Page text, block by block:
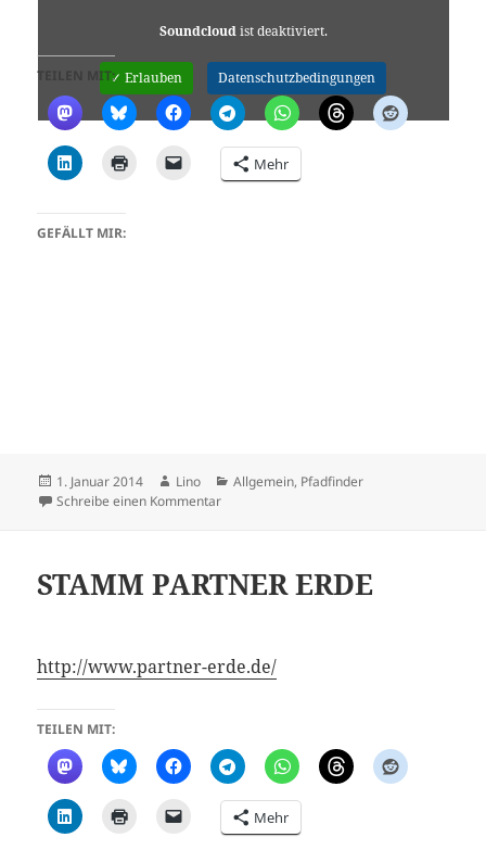
Soundcloudist deaktiviert.
✓ Erlauben Datenschutzbedingungen
TEILEN MIT:
Mehr
GEFÄLLT MIR:
Veröffentlicht
am
1. Januar 2014 Autor
Lino Kategorien
Allgemein, Pfadfinder
Schreibe einen Kommentarzu Berlin Contingent – This is Roverway
STAMM PARTNER ERDE
http://www.partner-erde.de/
TEILEN MIT:
Mehr